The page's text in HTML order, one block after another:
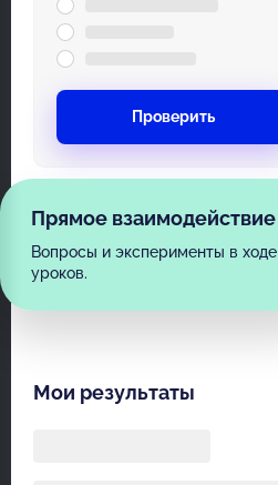
Проверить
Прямое взаимодействие
Вопросы и эксперименты в ходе
уроков.
Мои результаты